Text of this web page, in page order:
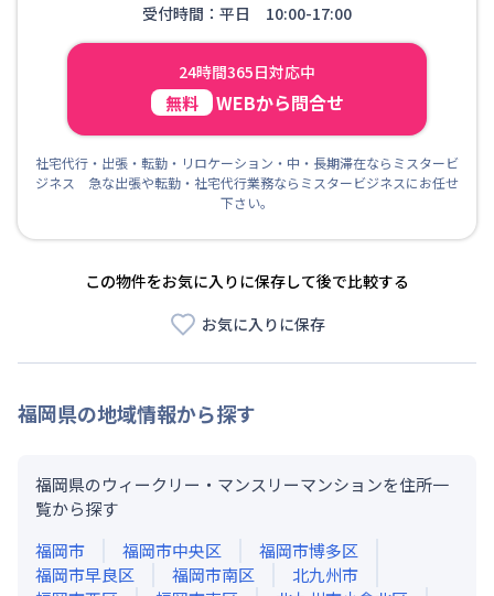
受付時間：平日 10:00-17:00
24時間365日対応中
無料 WEBから問合せ
社宅代行・出張・転勤・リロケーション・中・長期滞在ならミスタービ
ジネス 急な出張や転勤・社宅代行業務ならミスタービジネスにお任せ
下さい。
この物件をお気に入りに保存して後で比較する
お気に入りに保存
福岡県の地域情報から探す
福岡県のウィークリー・マンスリーマンションを住所一
覧から探す
福岡市
福岡市中央区
福岡市博多区
福岡市早良区
福岡市南区
北九州市